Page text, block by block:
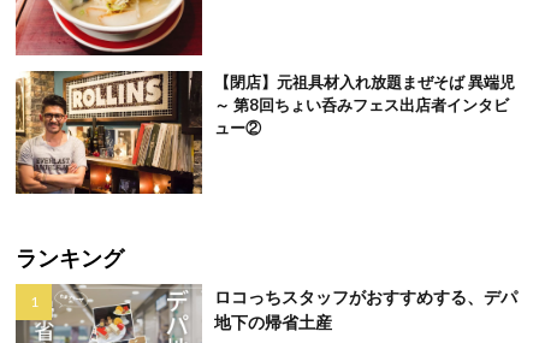
【閉店】元祖具材入れ放題まぜそば 異端児
～ 第8回ちょい呑みフェス出店者インタビ
ュー②
ランキング
ロコっちスタッフがおすすめする、デパ
地下の帰省土産